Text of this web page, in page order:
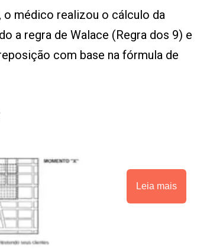
médico realizou o cálculo da
a regra de Walace (Regra dos 9) e
com base na fórmula de
Leia mais